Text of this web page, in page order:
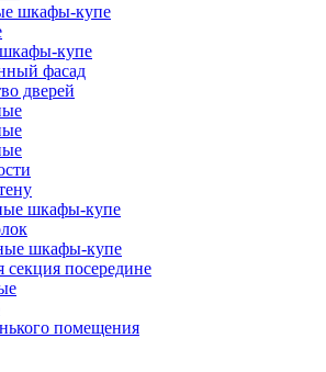
шкафы-купе
купе
фасад
дверей
шкафы-купе
шкафы-купе
секция посередине
помещения